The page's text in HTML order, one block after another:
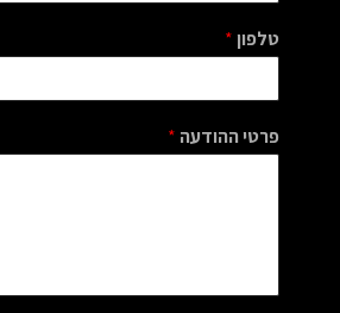
טלפון *
פרטי ההודעה *
English